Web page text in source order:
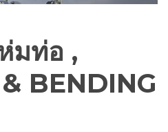
มท่อ ,
BENDING